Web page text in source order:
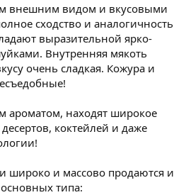
внешним видом и вкусовыми
сходство и аналогичность
выразительной ярко-
Внутренняя мякоть
очень сладкая. Кожура и
ароматом, находят широкое
коктейлей и даже
широко и массово продаются и
типа: